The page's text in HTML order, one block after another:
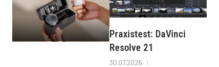
Praxistest: DaVinci
Resolve 21
30.07.2026